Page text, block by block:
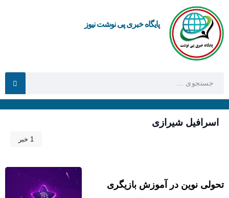
پایگاه خبری پی نوشت نیوز
اسرافیل شیرازی
1 خبر
تحولی نوین در آموزش بازیگری